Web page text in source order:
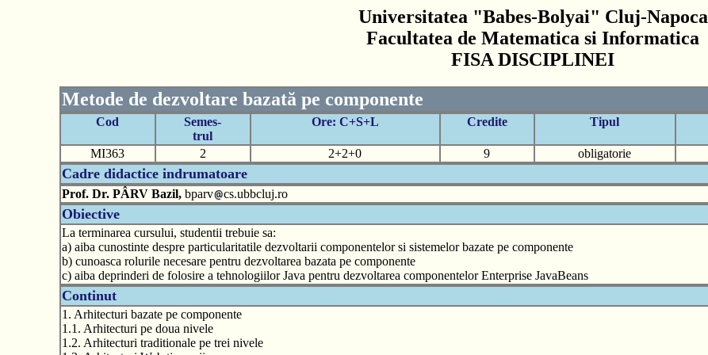
Universitatea "Babes-Bolyai" Cluj-Napoca
Facultatea de Matematica si Informatica
FISA DISCIPLINEI
Metode de dezvoltare bazată pe componente
Cod
Semes-
trul
Ore: C+S+L Credite Tipul
MI363 2 2+2+0 9 obligatorie
Cadre didactice indrumatoare
Prof. Dr. PÂRV Bazil,bparv cs.ubbcluj.ro
Obiective
La terminarea cursului, studentii trebuie sa:
a) aiba cunostinte despre particularitatile dezvoltarii componentelor si sistemelor bazate pe componente
b) cunoasca rolurile necesare pentru dezvoltarea bazata pe componente
c) aiba deprinderi de folosire a tehnologiilor Java pentru dezvoltarea componentelor Enterprise JavaBeans
Continut
1. Arhitecturi bazate pe componente
1.1. Arhitecturi pe doua nivele
1.2. Arhitecturi traditionale pe trei nivele